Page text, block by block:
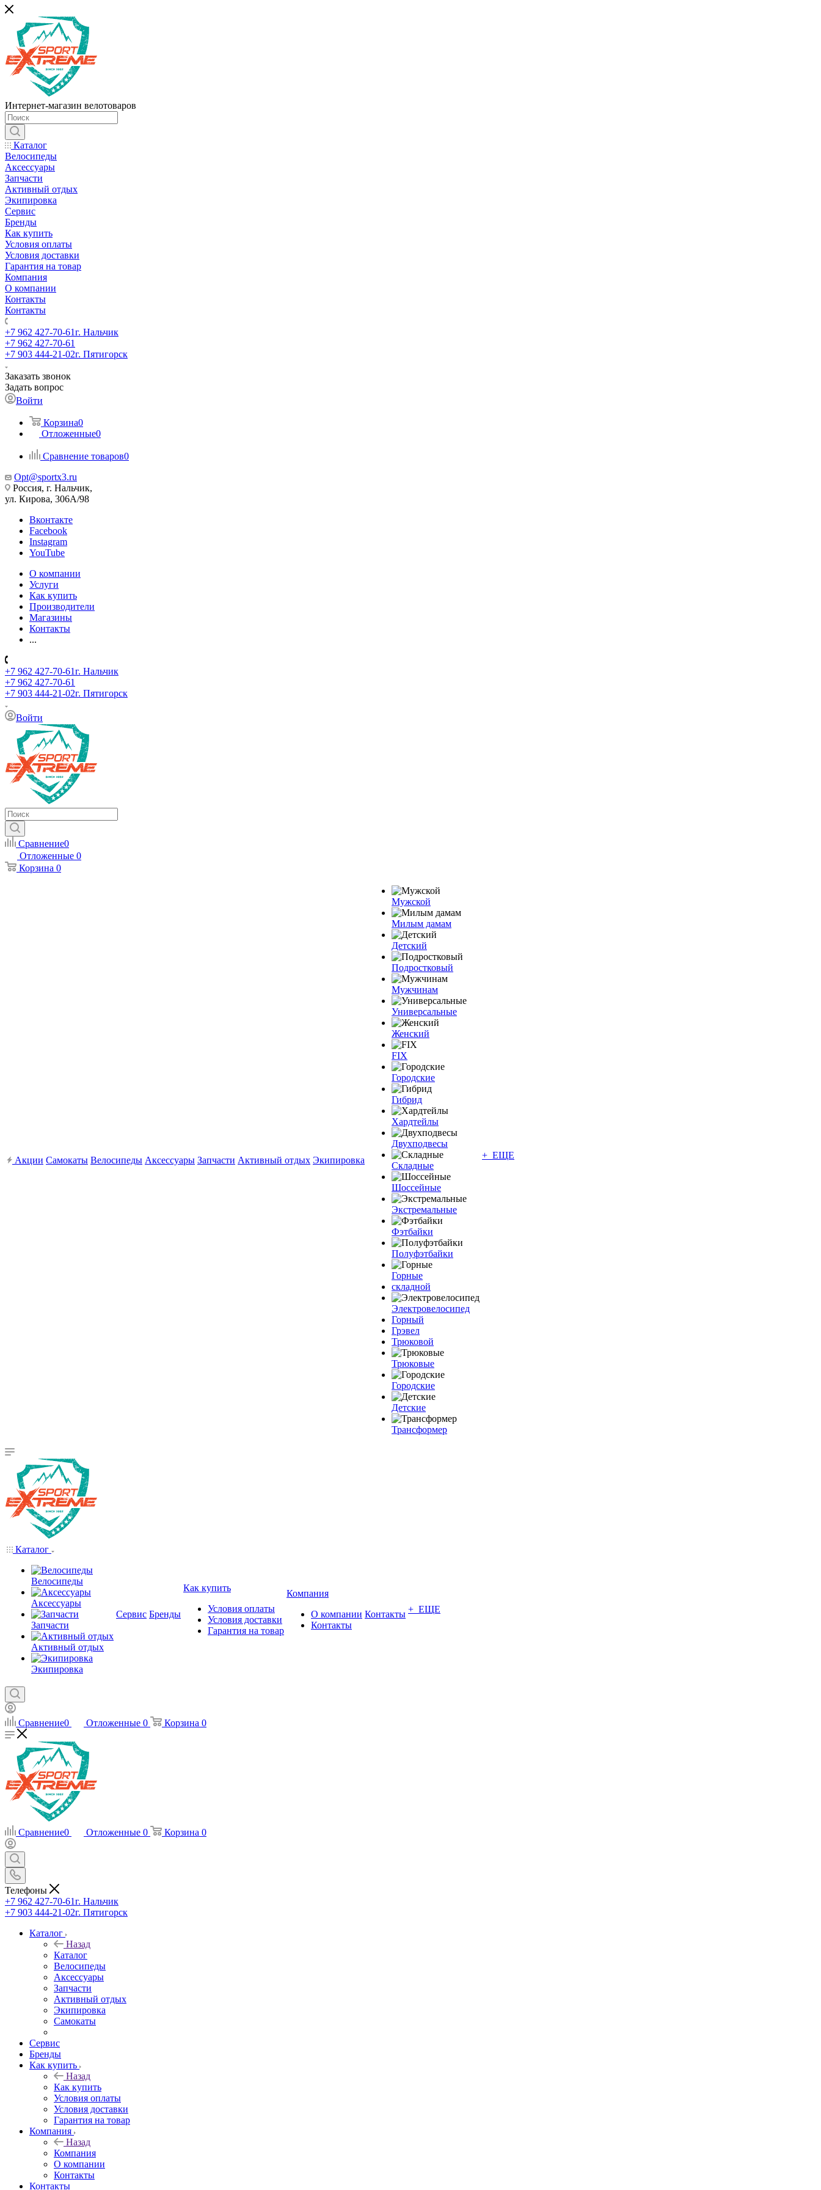
Интернет-магазин велотоваров
Каталог
Велосипеды
Аксессуары
Запчасти
Активный отдых
Экипировка
Сервис
Бренды
Как купить
Условия оплаты
Условия доставки
Гарантия на товар
Компания
О компании
Контакты
Контакты
+7 962 427-70-61г. Нальчик
+7 962 427-70-61
+7 903 444-21-02г. Пятигорск
Заказать звонок
Задать вопрос
Войти
Корзина0
Отложенные0
Сравнение товаров0
Opt@sportx3.ru
Россия, г. Нальчик,
ул. Кирова, 306А/98
Вконтакте
Facebook
Instagram
YouTube
О компании
Услуги
Как купить
Производители
Магазины
Контакты
...
+7 962 427-70-61г. Нальчик
+7 962 427-70-61
+7 903 444-21-02г. Пятигорск
Войти
Сравнение0
Отложенные 0
Корзина 0
Акции Самокаты Велосипеды Аксессуары Запчасти Активный отдых Экипировка
Мужской
Милым дамам
Детский
Подростковый
Мужчинам
Универсальные
Женский
FIX
Городские
Гибрид
Хардтейлы
Двухподвесы
Складные
Шоссейные
Экстремальные
Фэтбайки
Полуфэтбайки
Горные
складной
Электровелосипед
Горный
Грэвел
Трюковой
Трюковые
Городские
Детские
Трансформер
+ ЕЩЕ
Каталог
Велосипеды
Аксессуары
Запчасти
Активный отдых
Экипировка
Сервис Бренды
Как купить
Условия оплаты
Условия доставки
Гарантия на товар
Компания
О компании
Контакты
Контакты + ЕЩЕ
Сравнение0 Отложенные 0 Корзина 0
Сравнение0 Отложенные 0 Корзина 0
Телефоны
+7 962 427-70-61г. Нальчик
+7 903 444-21-02г. Пятигорск
Каталог
Назад
Каталог
Велосипеды
Аксессуары
Запчасти
Активный отдых
Экипировка
Самокаты
Сервис
Бренды
Как купить
Назад
Как купить
Условия оплаты
Условия доставки
Гарантия на товар
Компания
Назад
Компания
О компании
Контакты
Контакты